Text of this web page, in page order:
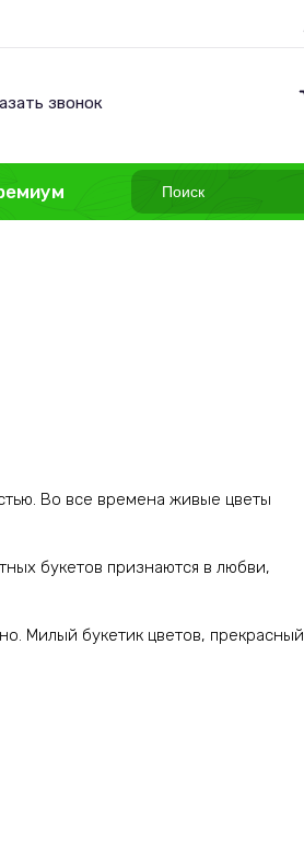
звонок
Во все времена живые цветы
букетов признаются в любви,
Милый букетик цветов, прекрасный